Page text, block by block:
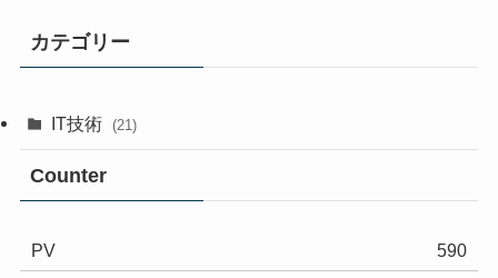
カテゴリー
IT技術 (21)
Counter
PV
590